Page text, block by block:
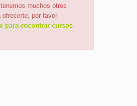
muchos otros
ofrecerte, por favor
para encontrar cursos